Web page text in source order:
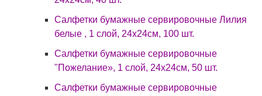
Салфетки бумажные сервировочные Лилия
белые , 1 слой, 24х24см, 100 шт.
Салфетки бумажные сервировочные
"Пожелание», 1 слой, 24х24см, 50 шт.
Салфетки бумажные сервировочные